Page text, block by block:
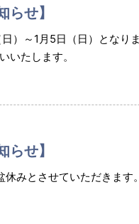
らせ】
）～1月5日（日）となり
いたします。
らせ】
休みとさせていただきま